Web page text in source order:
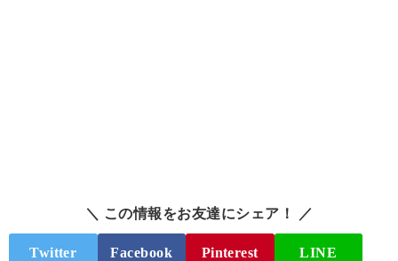
＼ この情報をお友達にシェア！ ／
Twitter Facebook Pinterest LINE